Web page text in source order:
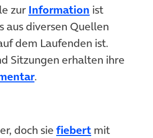
Tab)
zurInformation (öffnet in
ist
aus diversen Quellen
dem Laufenden ist.
Sitzungen erhalten ihre
(öffnet in neuem Tab)
.
doch sie fiebert(öffnet in
mit